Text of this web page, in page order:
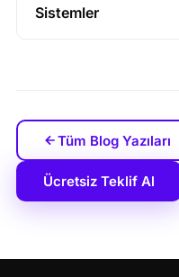
Sistemler
Tüm Blog Yazıları
Ücretsiz Teklif Al